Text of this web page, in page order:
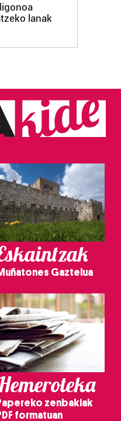
lanak
Gaztelua
zenbakiak
formatuan